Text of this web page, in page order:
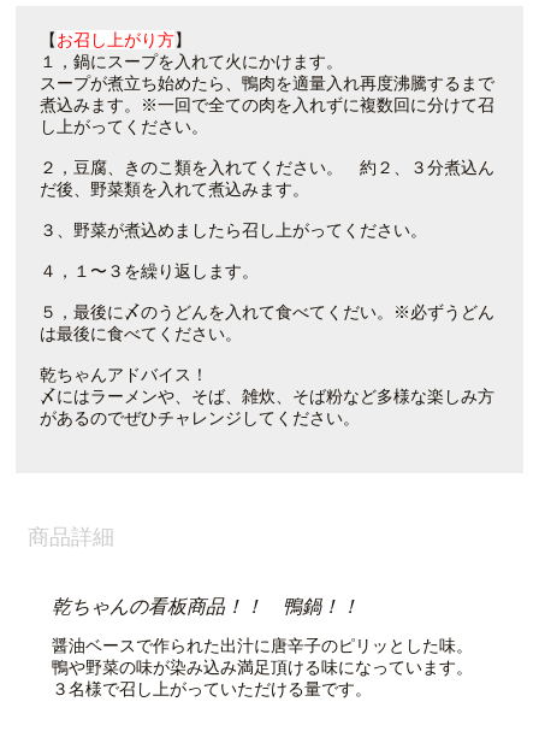
【お召し上がり方】
１，鍋にスープを入れて火にかけます。
スープが煮立ち始めたら、鴨肉を適量入れ再度沸騰するまで
煮込みます。※一回で全ての肉を入れずに複数回に分けて召
し上がってください。
２，豆腐、きのこ類を入れてください。 約２、３分煮込ん
だ後、野菜類を入れて煮込みます。
３、野菜が煮込めましたら召し上がってください。
４，１〜３を繰り返します。
５，最後に〆のうどんを入れて食べてくだい。※必ずうどん
は最後に食べてください。
乾ちゃんアドバイス！
〆にはラーメンや、そば、雑炊、そば粉など多様な楽しみ方
があるのでぜひチャレンジしてください。
商品詳細
乾ちゃんの看板商品！！ 鴨鍋！！
醤油ベースで作られた出汁に唐辛子のピリッとした味。
鴨や野菜の味が染み込み満足頂ける味になっています。
３名様で召し上がっていただける量です。